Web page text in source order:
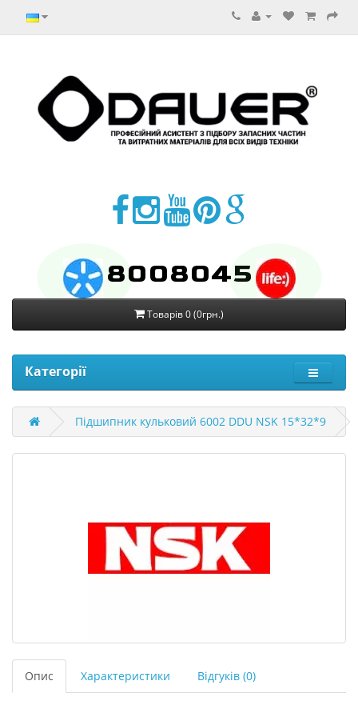
8008045
Товарів 0 (0грн.)
Категорії
Підшипник кульковий 6002 DDU NSK 15*32*9
Опис Характеристики Відгуків (0)